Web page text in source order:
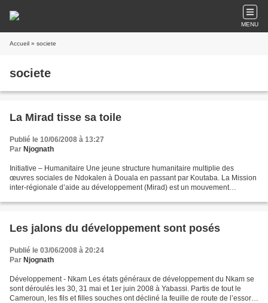
MENU
Accueil » societe
societe
La Mirad tisse sa toile
Publié le 10/06/2008 à 13:27
Par Njognath
Initiative – Humanitaire Une jeune structure humanitaire multiplie des
œuvres sociales de Ndokalen à Douala en passant par Koutaba. La Mission
inter-régionale d’aide au développement (Mirad) est un mouvement
Les jalons du développement sont posés
Publié le 03/06/2008 à 20:24
Par Njognath
Développement - Nkam Les états généraux de développement du Nkam se
sont déroulés les 30, 31 mai et 1er juin 2008 à Yabassi. Partis de tout le
Cameroun, les fils et filles souches ont décliné la feuille de route de l’essor